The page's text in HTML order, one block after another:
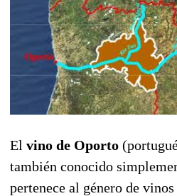
El vino de Oporto
también conocido
pertenece al género de